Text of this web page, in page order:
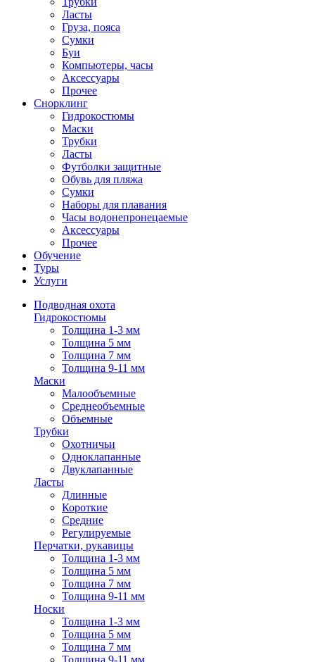
Ласты
Груза, пояса
Сумки
Буи
Компьютеры, часы
Аксессуары
Прочее
Снорклинг
Гидрокостюмы
Маски
Трубки
Ласты
Футболки защитные
Обувь для пляжа
Сумки
Наборы для плавания
Часы водонепронецаемые
Аксессуары
Прочее
Обучение
Туры
Услуги
Подводная охота
Гидрокостюмы
Толщина 1-3 мм
Толщина 5 мм
Толщина 7 мм
Толщина 9-11 мм
Маски
Малообъемные
Среднеобъемные
Объемные
Трубки
Охотничьи
Одноклапанные
Двуклапанные
Ласты
Длинные
Короткие
Средние
Регулируемые
Перчатки, рукавицы
Толщина 1-3 мм
Толщина 5 мм
Толщина 7 мм
Толщина 9-11 мм
Носки
Толщина 1-3 мм
Толщина 5 мм
Толщина 7 мм
Толщина 9-11 мм